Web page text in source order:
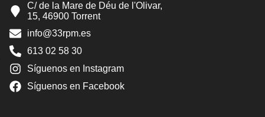
C/ de la Mare de Déu de l'Olivar,
15, 46900 Torrent
info@33rpm.es
613 02 58 30
Síguenos en Instagram
Síguenos en Facebook